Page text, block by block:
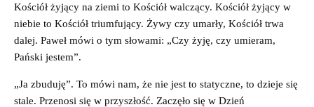
Kościół żyjący na ziemi to Kościół walczący. Kościół żyjący w
niebie to Kościół triumfujący. Żywy czy umarły, Kościół trwa
dalej. Paweł mówi o tym słowami: „Czy żyję, czy umieram,
Pański jestem”.
„Ja zbuduję”. To mówi nam, że nie jest to statyczne, to dzieje się
stale. Przenosi się w przyszłość. Zaczęło się w Dzień